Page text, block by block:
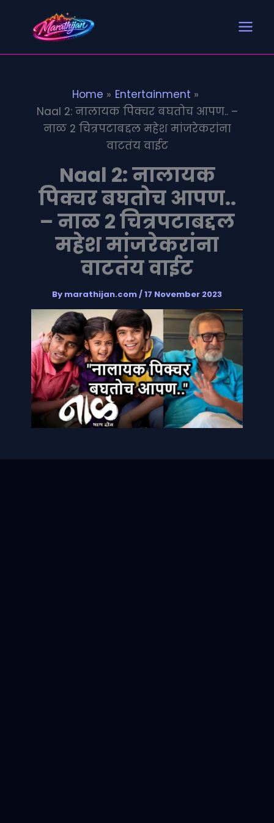
content
Home
Entertainment
Naal 2: नालायक पिक्चर बघतोच आपण.. –
नाळ 2 चित्रपटाबद्दल महेश मांजरेकरांना
वाटतंय वाईट
Naal 2: नालायक
पिक्चर बघतोच आपण..
– नाळ 2 चित्रपटाबद्दल
महेश मांजरेकरांना
वाटतंय वाईट
By marathijan.com/17 November 2023
c